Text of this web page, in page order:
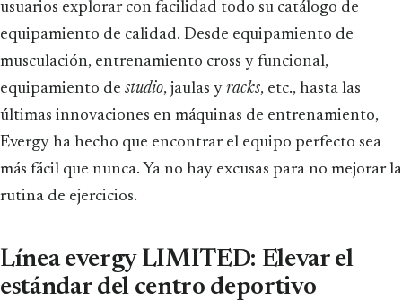
usuarios explorar con facilidad todo su catálogo de
equipamiento de calidad. Desde equipamiento de
musculación, entrenamiento cross y funcional,
equipamiento de studio, jaulas y racks, etc., hasta las
últimas innovaciones en máquinas de entrenamiento,
Evergy ha hecho que encontrar el equipo perfecto sea
más fácil que nunca. Ya no hay excusas para no mejorar la
rutina de ejercicios.
Línea evergy LIMITED: Elevar el
estándar del centro deportivo